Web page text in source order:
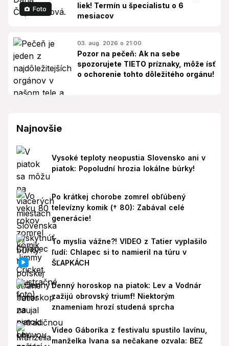
Foto
liek! Termín u špecialistu o 6
mesiacov
03. aug. 2026 o 21:00
Pozor na pečeň: Ak na sebe
spozorujete TIETO príznaky, môže ísť
o ochorenie tohto dôležitého orgánu!
Najnovšie
Vysoké teploty neopustia Slovensko ani v
piatok: Popoludní hrozia lokálne búrky!
Po krátkej chorobe zomrel obľúbený
televízny komik († 80): Zabával celé
generácie!
To myslia vážne?! VIDEO z Tatier vyplašilo
ľudí: Chlapec si to namieril na túru v
ŠĽAPKÁCH
Denný horoskop na piatok: Lev a Vodnár
zažijú obrovský triumf! Niektorým
znameniam hrozí studená sprcha
Video Gáboríka z festivalu spustilo lavínu,
manželka Ivana sa nečakane ozvala: BEZ